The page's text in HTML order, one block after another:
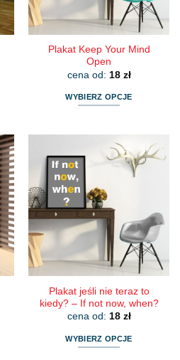
stronie
produktu
Plakat Keep Your Mind
Open
cena od: 18 zł
WYBIERZ OPCJE
wiele
wariantów.
Opcje
można
wybrać
na
stronie
produktu
Plakat jeśli nie teraz to
kiedy? – If not now, when?
cena od: 18 zł
WYBIERZ OPCJE